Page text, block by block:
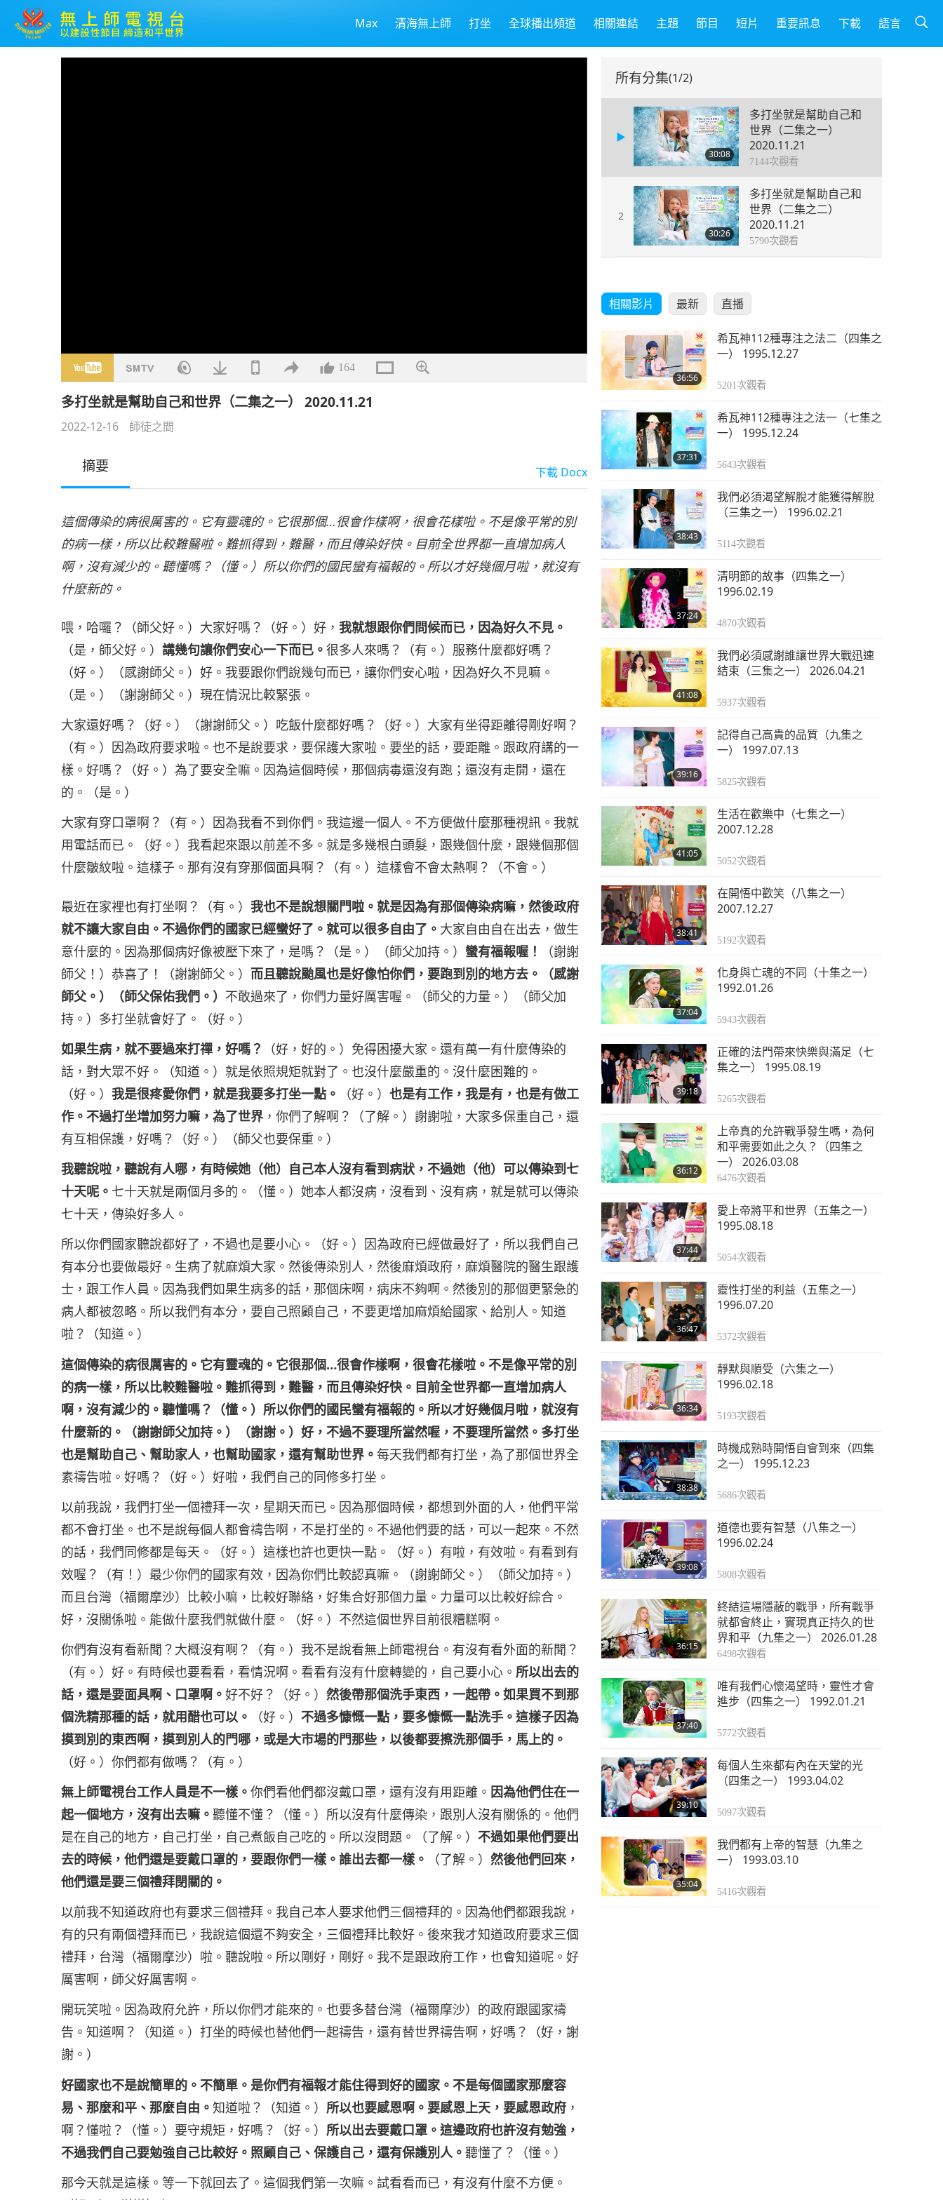
Max 清海無上師 打坐 全球播出頻道 相關連結 主題 節目 短片 重要訊息 下載 語言
164
多打坐就是幫助自己和世界（二集之一） 2020.11.21
2022-12-16 師徒之間
摘要 下載 Docx
這個傳染的病很厲害的。它有靈魂的。它很那個…很會作樣啊，很會花樣啦。不是像平常的別
的病一樣，所以比較難醫啦。難抓得到，難醫，而且傳染好快。目前全世界都一直增加病人
啊，沒有減少的。聽懂嗎？（懂。）所以你們的國民蠻有福報的。所以才好幾個月啦，就沒有
什麼新的。
喂，哈囉？（師父好。）大家好嗎？（好。）好，我就想跟你們問候而已，因為好久不見。
（是，師父好。）講幾句讓你們安心一下而已。很多人來嗎？（有。）服務什麼都好嗎？
（好。）（感謝師父。）好。我要跟你們說幾句而已，讓你們安心啦，因為好久不見嘛。
（是。）（謝謝師父。）現在情況比較緊張。
大家還好嗎？（好。）（謝謝師父。）吃飯什麼都好嗎？（好。）大家有坐得距離得剛好啊？
（有。）因為政府要求啦。也不是說要求，要保護大家啦。要坐的話，要距離。跟政府講的一
樣。好嗎？（好。）為了要安全嘛。因為這個時候，那個病毒還沒有跑；還沒有走開，還在
的。（是。）
大家有穿口罩啊？（有。）因為我看不到你們。我這邊一個人。不方便做什麼那種視訊。我就
用電話而已。（好。）我看起來跟以前差不多。就是多幾根白頭髮，跟幾個什麼，跟幾個那個
什麼皺紋啦。這樣子。那有沒有穿那個面具啊？（有。）這樣會不會太熱啊？（不會。）
最近在家裡也有打坐啊？（有。）我也不是說想關門啦。就是因為有那個傳染病嘛，然後政府
就不讓大家自由。不過你們的國家已經蠻好了。就可以很多自由了。 大家自由自在出去，做生
意什麼的。因為那個病好像被壓下來了，是嗎？（是。）（師父加持。） 蠻有福報喔！
（謝謝
師父！）恭喜了！（謝謝師父。） 而且聽說颱風也是好像怕你們，要跑到別的地方去。（感謝
師父。）（師父保佑我們。） 不敢過來了，你們力量好厲害喔。（師父的力量。）（師父加
持。）多打坐就會好了。（好。）
如果生病，就不要過來打禪，好嗎？
（好，好的。）免得困擾大家。還有萬一有什麼傳染的
話，對大眾不好。（知道。）就是依照規矩就對了。也沒什麼嚴重的。沒什麼困難的。
（好。）我是很疼愛你們，就是我要多打坐一點。 （好。）也是有工作，我是有，也是有做工
作。不過打坐增加努力嘛，為了世界 ，你們了解啊？（了解。）謝謝啦，大家多保重自己，還
有互相保護，好嗎？（好。）（師父也要保重。）
我聽說啦，聽說有人哪，有時候她（他）自己本人沒有看到病狀，不過她（他）可以傳染到七
十天呢。 七十天就是兩個月多的。（懂。）她本人都沒病，沒看到、沒有病，就是就可以傳染
七十天，傳染好多人。
所以你們國家聽說都好了，不過也是要小心。（好。）因為政府已經做最好了，所以我們自己
有本分也要做最好。生病了就麻煩大家。然後傳染別人，然後麻煩政府，麻煩醫院的醫生跟護
士，跟工作人員。因為我們如果生病多的話，那個床啊，病床不夠啊。然後別的那個更緊急的
病人都被忽略。所以我們有本分，要自己照顧自己，不要更增加麻煩給國家、給別人。知道
啦？（知道。）
這個傳染的病很厲害的。它有靈魂的。它很那個…很會作樣啊，很會花樣啦。不是像平常的別
的病一樣，所以比較難醫啦。難抓得到，難醫，而且傳染好快。目前全世界都一直增加病人
啊，沒有減少的。聽懂嗎？（懂。）所以你們的國民蠻有福報的。所以才好幾個月啦，就沒有
什麼新的。（謝謝師父加持。）（謝謝。）好，不過不要理所當然喔，不要理所當然。多打坐
也是幫助自己、幫助家人，也幫助國家，還有幫助世界。每天我們都有打坐，為了那個世界全
素禱告啦。好嗎？（好。）好啦，我們自己的同修多打坐。
以前我說，我們打坐一個禮拜一次，星期天而已。因為那個時候，都想到外面的人，他們平常
都不會打坐。也不是說每個人都會禱告啊，不是打坐的。不過他們要的話，可以一起來。不然
的話，我們同修都是每天。（好。）這樣也許也更快一點。（好。）有啦，有效啦。有看到有
效喔？（有！）最少你們的國家有效，因為你們比較認真嘛。（謝謝師父。）（師父加持。）
而且台灣（福爾摩沙）比較小嘛，比較好聯絡，好集合好那個力量。力量可以比較好綜合。
好，沒關係啦。能做什麼我們就做什麼。（好。）不然這個世界目前很糟糕啊。
你們有沒有看新聞？大概沒有啊？（有。）我不是說看無上師電視台。有沒有看外面的新聞？
（有。）好。有時候也要看看，看情況啊。看看有沒有什麼轉變的，自己要小心。所以出去的
話，還是要面具啊、口罩啊。好不好？（好。）然後帶那個洗手東西，一起帶。如果買不到那
個洗精那種的話，就用醋也可以。
（好。） 不過多慷慨一點，要多慷慨一點洗手。這樣子因為
摸到別的東西啊，摸到別人的門哪，或是大市場的門那些，以後都要擦洗那個手，馬上的。
（好。）你們都有做嗎？（有。）
無上師電視台工作人員是不一樣。你們看他們都沒戴口罩，還有沒有用距離。 因為他們住在一
起一個地方，沒有出去嘛。聽懂不懂？（懂。）所以沒有什麼傳染，跟別人沒有關係的。他們
是在自己的地方，自己打坐，自己煮飯自己吃的。所以沒問題。（了解。） 不過如果他們要出
去的時候，他們還是要戴口罩的，要跟你們一樣。誰出去都一樣。
（了解。）然後他們回來，
他們還是要三個禮拜閉關的。
以前我不知道政府也有要求三個禮拜。我自己本人要求他們三個禮拜的。因為他們都跟我說，
有的只有兩個禮拜而已，我說這個還不夠安全，三個禮拜比較好。後來我才知道政府要求三個
禮拜，台灣（福爾摩沙）啦。聽說啦。所以剛好，剛好。我不是跟政府工作，也會知道呢。好
厲害啊，師父好厲害啊。
開玩笑啦。因為政府允許，所以你們才能來的。也要多替台灣（福爾摩沙）的政府跟國家禱
告。知道啊？（知道。）打坐的時候也替他們一起禱告，還有替世界禱告啊，好嗎？（好，謝
謝。）
好國家也不是說簡單的。不簡單。是你們有福報才能住得到好的國家。不是每個國家那麼容
易、那麼和平、那麼自由。知道啦？（知道。） 所以也要感恩啊。要感恩上天，要感恩政府 ，
啊？懂啦？（懂。）要守規矩，好嗎？（好。） 所以出去要戴口罩。這邊政府也許沒有勉強，
不過我們自己要勉強自己比較好。照顧自己、保護自己，還有保護別人。聽懂了？（懂。）
那今天就是這樣。等一下就回去了。這個我們第一次嘛。試看看而已，有沒有什麼不方便。
所有分集(1/2)
30:08
多打坐就是幫助自己和
世界（二集之一）
2020.11.21
7144次觀看
2
30:26
多打坐就是幫助自己和
世界（二集之二）
2020.11.21
5790次觀看
相關影片 最新 直播
36:56
希瓦神112種專注之法二（四集之
一） 1995.12.27
5201次觀看
37:31
希瓦神112種專注之法一（七集之
一） 1995.12.24
5643次觀看
38:43
我們必須渴望解脫才能獲得解脫
（三集之一） 1996.02.21
5114次觀看
37:24
清明節的故事（四集之一）
1996.02.19
4870次觀看
41:08
我們必須感謝誰讓世界大戰迅速
結束（三集之一） 2026.04.21
5937次觀看
39:16
記得自己高貴的品質（九集之
一） 1997.07.13
5825次觀看
41:05
生活在歡樂中（七集之一）
2007.12.28
5052次觀看
38:41
在開悟中歡笑（八集之一）
2007.12.27
5192次觀看
37:04
化身與亡魂的不同（十集之一）
1992.01.26
5943次觀看
39:18
正確的法門帶來快樂與滿足（七
集之一） 1995.08.19
5265次觀看
36:12
上帝真的允許戰爭發生嗎，為何
和平需要如此之久？（四集之
一） 2026.03.08
6476次觀看
37:44
愛上帝將平和世界（五集之一）
1995.08.18
5054次觀看
36:47
靈性打坐的利益（五集之一）
1996.07.20
5372次觀看
36:34
靜默與順受（六集之一）
1996.02.18
5193次觀看
38:38
時機成熟時開悟自會到來（四集
之一） 1995.12.23
5686次觀看
39:08
道德也要有智慧（八集之一）
1996.02.24
5808次觀看
36:15
終結這場隱蔽的戰爭，所有戰爭
就都會終止，實現真正持久的世
界和平（九集之一） 2026.01.28
6498次觀看
37:40
唯有我們心懷渴望時，靈性才會
進步（四集之一） 1992.01.21
5772次觀看
39:10
每個人生來都有內在天堂的光
（四集之一） 1993.04.02
5097次觀看
35:04
我們都有上帝的智慧（九集之
一） 1993.03.10
5416次觀看